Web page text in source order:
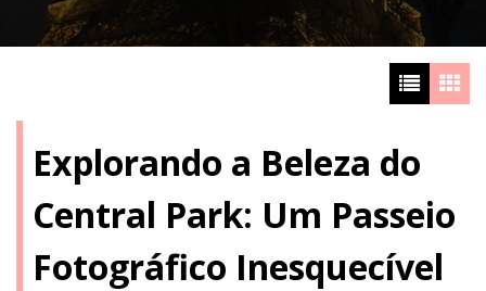
Explorando a Beleza do
Central Park: Um Passeio
Fotográfico Inesquecível